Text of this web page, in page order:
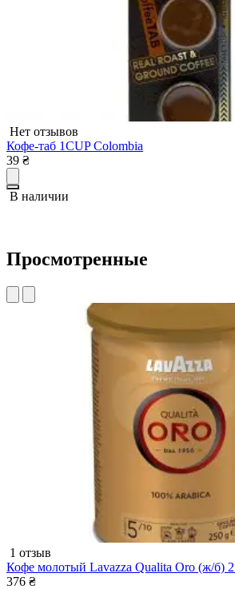
Нет отзывов
Кофе-таб 1CUP Colombia
39 ₴
В наличии
Просмотренные
1 отзыв
Кофе молотый Lavazza Qualita Oro (ж/б)
376 ₴